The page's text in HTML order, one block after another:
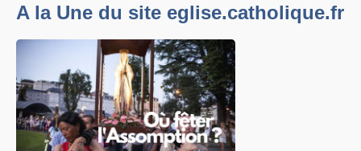
A la Une du site eglise.catholique.fr